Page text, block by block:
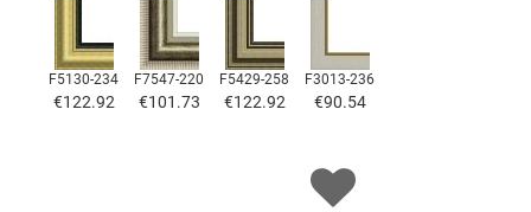
F5130-234
€122.92
F7547-220
€101.73
F5429-258
€122.92
F3013-236
€90.54
F7034-298